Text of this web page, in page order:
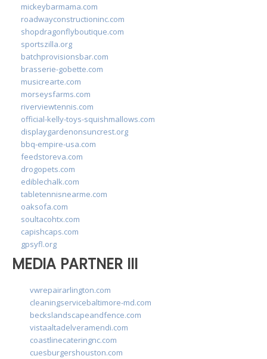
mickeybarmama.com
roadwayconstructioninc.com
shopdragonflyboutique.com
sportszilla.org
batchprovisionsbar.com
brasserie-gobette.com
musicrearte.com
morseysfarms.com
riverviewtennis.com
official-kelly-toys-squishmallows.com
displaygardenonsuncrest.org
bbq-empire-usa.com
feedstoreva.com
drogopets.com
ediblechalk.com
tabletennisnearme.com
oaksofa.com
soultacohtx.com
capishcaps.com
gpsyfl.org
MEDIA PARTNER III
vwrepairarlington.com
cleaningservicebaltimore-md.com
beckslandscapeandfence.com
vistaaltadelveramendi.com
coastlinecateringnc.com
cuesburgershouston.com